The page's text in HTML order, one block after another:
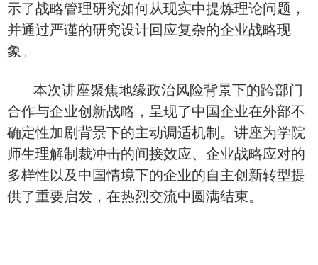
示了战略管理研究如何从现实中提炼理论问题，
并通过严谨的研究设计回应复杂的企业战略现
象。
本次讲座聚焦地缘政治风险背景下的跨部门
合作与企业创新战略，呈现了中国企业在外部不
确定性加剧背景下的主动调适机制。讲座为学院
师生理解制裁冲击的间接效应、企业战略应对的
多样性以及中国情境下的企业的自主创新转型提
供了重要启发，在热烈交流中圆满结束。